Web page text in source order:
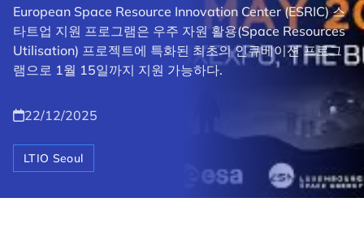
European Space Resource Innovation Center (ESRIC) 스
타트업 지원 프로그램은 우주 자원 활용(Space Resources
Utilisation) 프로젝트에 특화된 최초의 인큐베이션 프로그
램으로 1월 15일까지 지원 가능하다.
22/12/2025
LTIO Seoul